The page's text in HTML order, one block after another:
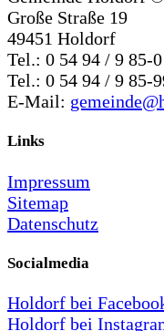
Große Straße 19
49451 Holdorf
Tel.: 0 54 94 / 9 85-0
Tel.: 0 54 94 / 9 85-
E-Mail:
Links
Impressum
Sitemap
Datenschutz
Socialmedia
Holdorf bei
Holdorf bei